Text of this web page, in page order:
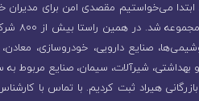
می‌خواستیم مقصدی امن برای مدیران
کنیم
صنایع دارویی، خودروسازی،
بهداشتی، شیرآلات، سیمان، صنایع مربوط
هیراد ثبت کردیم. با تماس با